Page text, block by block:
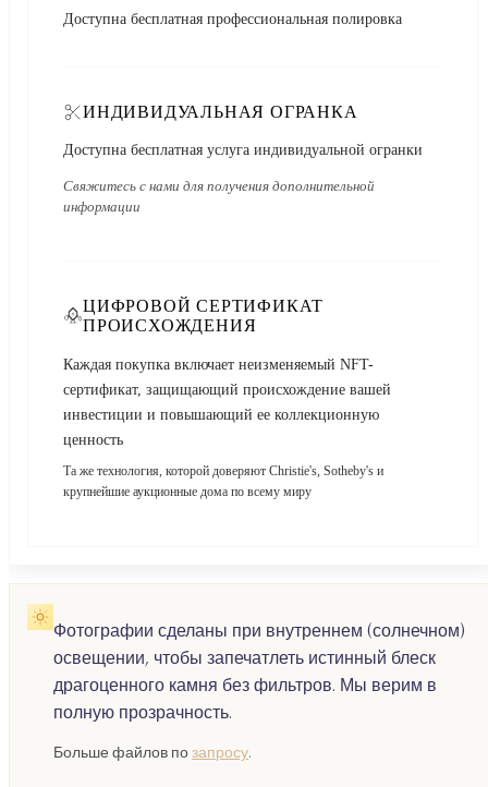
Доступна бесплатная профессиональная полировка
ИНДИВИДУАЛЬНАЯ ОГРАНКА
Доступна бесплатная услуга индивидуальной огранки
Свяжитесь с нами для получения дополнительной
информации
ЦИФРОВОЙ СЕРТИФИКАТ
ПРОИСХОЖДЕНИЯ
Каждая покупка включает неизменяемый NFT-
сертификат, защищающий происхождение вашей
инвестиции и повышающий ее коллекционную
ценность
Та же технология, которой доверяют Christie's, Sotheby's и
крупнейшие аукционные дома по всему миру
Фотографии сделаны при внутреннем (солнечном)
освещении, чтобы запечатлеть истинный блеск
драгоценного камня без фильтров. Мы верим в
полную прозрачность.
Больше файлов по запросу.